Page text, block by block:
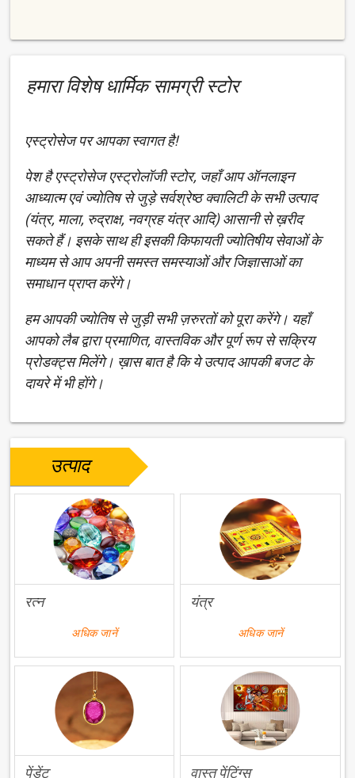
हमारा विशेष धार्मिक सामग्री स्टोर
एस्ट्रोसेज पर आपका स्वागत है!
पेश है एस्ट्रोसेज एस्ट्रोलॉजी स्टोर, जहाँ आप ऑनलाइन
आध्यात्म एवं ज्योतिष से जुड़े सर्वश्रेष्ठ क्वालिटी के सभी उत्पाद
(यंत्र, माला, रुद्राक्ष, नवग्रह यंत्र आदि) आसानी से ख़रीद
सकते हैं। इसके साथ ही इसकी किफायती ज्योतिषीय सेवाओं के
माध्यम से आप अपनी समस्त समस्याओं और जिज्ञासाओं का
समाधान प्राप्त करेंगे।
हम आपकी ज्योतिष से जुड़ी सभी ज़रुरतों को पूरा करेंगे। यहाँ
आपको लैब द्वारा प्रमाणित, वास्तविक और पूर्ण रूप से सक्रिय
प्रोडक्ट्स मिलेंगे। ख़ास बात है कि ये उत्पाद आपकी बजट के
दायरे में भी होंगे।
उत्पाद
रत्न
अधिक जानें
यंत्र
अधिक जानें
पेंडेंट वास्तु पेंटिंग्स